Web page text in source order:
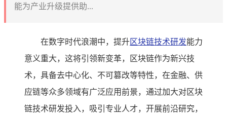
能为产业升级提供助...
在数字时代浪潮中，提升区块链技术研发能力
意义重大，这将引领新变革，区块链作为新兴技
术，具备去中心化、不可篡改等特性，在金融、供
应链等众多领域有广泛应用前景，通过加大对区块
链技术研发投入，吸引专业人才，开展前沿研究，